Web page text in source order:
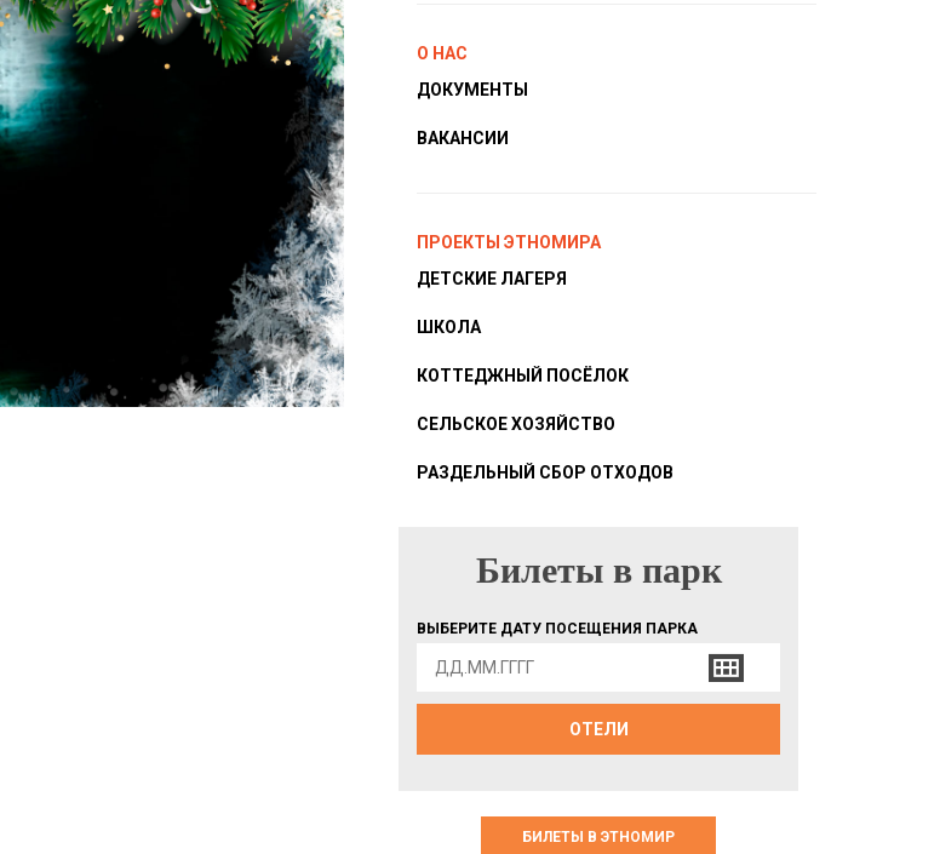
О НАС
ДОКУМЕНТЫ
ВАКАНСИИ
ПРОЕКТЫ ЭТНОМИРА
ДЕТСКИЕ ЛАГЕРЯ
ШКОЛА
КОТТЕДЖНЫЙ ПОСЁЛОК
СЕЛЬСКОЕ ХОЗЯЙСТВО
РАЗДЕЛЬНЫЙ СБОР ОТХОДОВ
БИЛЕТЫ В ПАРК
Билеты в парк
ВЫБЕРИТЕ ДАТУ ПОСЕЩЕНИЯ ПАРКА
ОТЕЛИ
БИЛЕТЫ В ЭТНОМИР